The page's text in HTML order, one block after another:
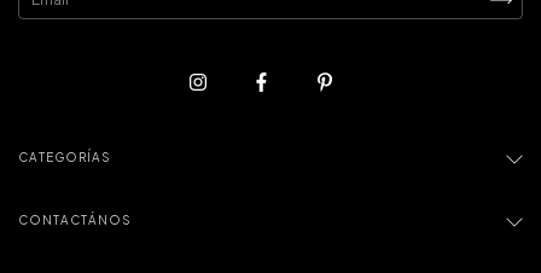
CATEGORÍAS
CONTACTÁNOS